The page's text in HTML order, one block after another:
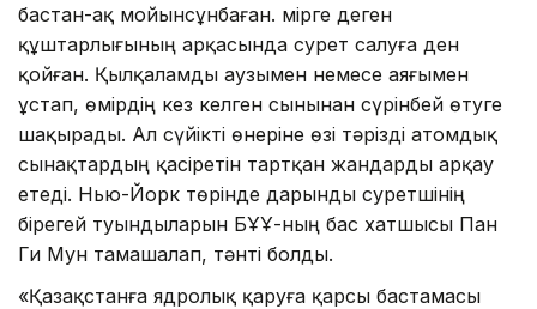
бастан-ақ мойынсұнбаған. Өмірге деген
құштарлығының арқасында сурет салуға ден
қойған. Қылқаламды аузымен немесе аяғымен
ұстап, өмірдің кез келген сынынан сүрінбей өтуге
шақырады. Ал сүйікті өнеріне өзі тәрізді атомдық
сынақтардың қасіретін тартқан жандарды арқау
етеді. Нью-Йорк төрінде дарынды суретшінің
бірегей туындыларын БҰҰ-ның бас хатшысы Пан
Ги Мун тамашалап, тәнті болды.
«Қазақстанға ядролық қаруға қарсы бастамасы